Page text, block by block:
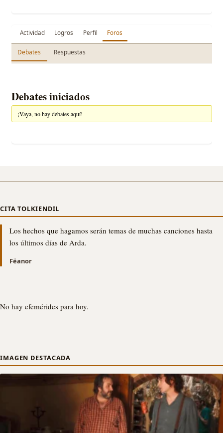
Actividad Logros Perfil Foros
Debates Respuestas
Debates iniciados
¡Vaya, no hay debates aquí!
CITA TOLKIENDIL
Los hechos que hagamos serán temas de muchas canciones hasta
los últimos días de Arda.
Fëanor
No hay efemérides para hoy.
IMAGEN DESTACADA